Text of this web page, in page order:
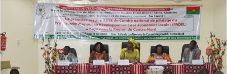
y
e
r
u
n
c